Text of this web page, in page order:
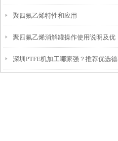
域
聚四氟乙烯特性和应用
聚四氟乙烯消解罐操作使用说明及优
势
深圳PTFE机加工哪家强？推荐优选德